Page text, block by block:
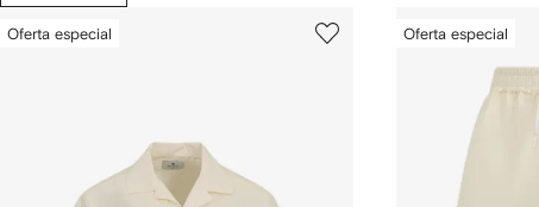
Oferta especial Oferta especial